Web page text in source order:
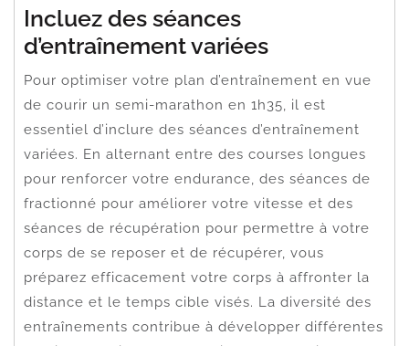
Incluez des séances
d’entraînement variées
Pour optimiser votre plan d’entraînement en vue
de courir un semi-marathon en 1h35, il est
essentiel d’inclure des séances d’entraînement
variées. En alternant entre des courses longues
pour renforcer votre endurance, des séances de
fractionné pour améliorer votre vitesse et des
séances de récupération pour permettre à votre
corps de se reposer et de récupérer, vous
préparez efficacement votre corps à affronter la
distance et le temps cible visés. La diversité des
entraînements contribue à développer différentes